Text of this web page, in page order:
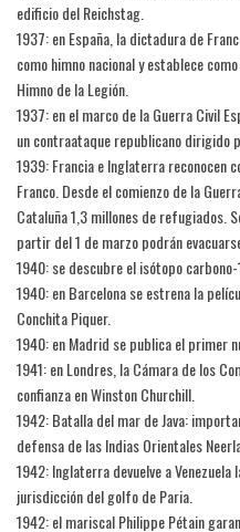
edificio del Reichstag.
1937: en España, la dictadura de
como himno nacional y establece
Himno de la Legión.
1937: en el marco de la Guerra Civil
un contraataque republicano dirigido
1939: Francia e Inglaterra reconocen
Franco. Desde el comienzo de la
Cataluña 1,3 millones de refugiados.
partir del 1 de marzo podrán
1940: se descubre el isótopo
1940: en Barcelona se estrena la
Conchita Piquer.
1940: en Madrid se publica el primer
1941: en Londres, la Cámara de los
confianza en Winston Churchill.
1942: Batalla del mar de Java:
defensa de las Indias Orientales
1942: Inglaterra devuelve a
jurisdicción del golfo de Paria.
1942: el mariscal Philippe Pétain